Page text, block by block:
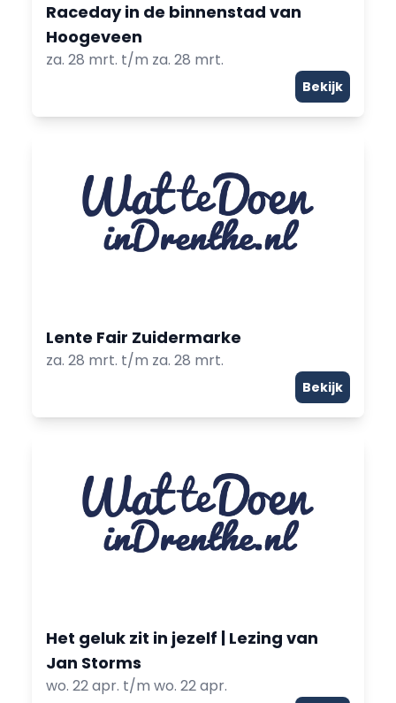
Raceday in de binnenstad van
Hoogeveen
za. 28 mrt. t/m za. 28 mrt.
Bekijk
Lente Fair Zuidermarke
za. 28 mrt. t/m za. 28 mrt.
Bekijk
Het geluk zit in jezelf | Lezing van
Jan Storms
wo. 22 apr. t/m wo. 22 apr.